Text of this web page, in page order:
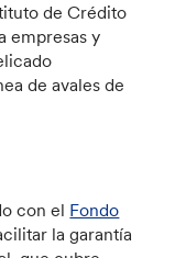
de Crédito
empresas y
de avales de
con el Fondo
la garantía